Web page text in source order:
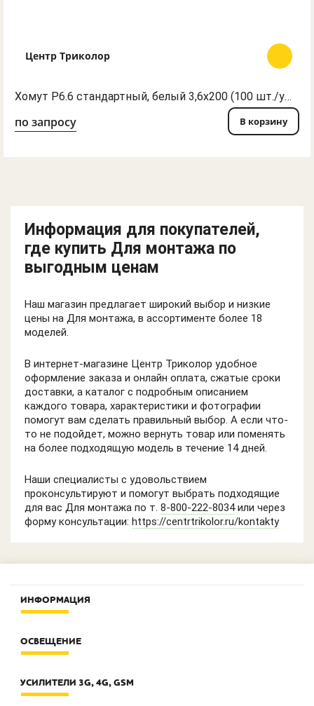
Центр Триколор
Хомут P6.6 стандартный, белый 3,6x200 (100 шт./упак)
по запросу В корзину
Информация для покупателей,
где купить Для монтажа по
выгодным ценам
Наш магазин предлагает широкий выбор и низкие
цены на Для монтажа, в ассортименте более 18
моделей.
В интернет-магазине Центр Триколор удобное
оформление заказа и онлайн оплата, сжатые сроки
доставки, а каталог с подробным описанием
каждого товара, характеристики и фотографии
помогут вам сделать правильный выбор. А если что-
то не подойдет, можно вернуть товар или поменять
на более подходящую модель в течение 14 дней.
Наши специалисты с удовольствием
проконсультируют и помогут выбрать подходящие
для вас Для монтажа по т. 8-800-222-8034или через
форму консультации: https://centrtrikolor.ru/kontakty
ИНФОРМАЦИЯ
О компании
Под заказ? Условия КЛАСС!
Оценить сайт
ОСВЕЩЕНИЕ
Лампы
УСИЛИТЕЛИ 3G, 4G, GSM